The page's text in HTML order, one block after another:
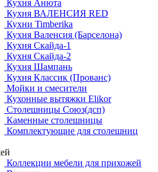
Кухня Анюта
Кухня ВАЛЕНСИЯ RED
Кухни Timberika
Кухня Валенсия (Барселона)
Кухня Скайда-1
Кухня Скайда-2
Кухня Шампань
Кухня Классик (Прованс)
Мойки и смесители
Кухонные вытяжки Elikor
Столешницы Союз(дсп)
Каменные столешницы
Комплектующие для столешниц
Коллекции мебели для прихожей